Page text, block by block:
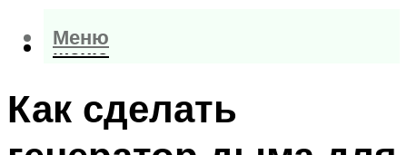
Меню
Меню
Как сделать